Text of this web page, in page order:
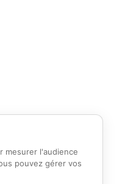
2026
mesurer l'audience
pouvez gérer vos